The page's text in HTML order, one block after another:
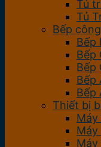
Tủ
Tủ
Bếp
Bếp
Bếp
Bếp
Bếp
Bếp
Thiết bị
Máy
Máy